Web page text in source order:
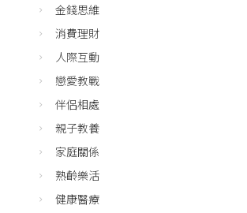
金錢思維
消費理財
人際互動
戀愛教戰
伴侶相處
親子教養
家庭關係
熟齡樂活
健康醫療